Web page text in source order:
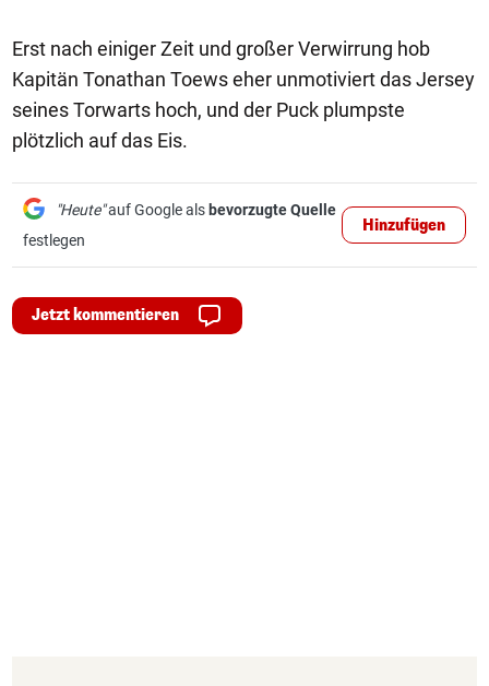
Erst nach einiger Zeit und großer Verwirrung hob
Kapitän Tonathan Toews eher unmotiviert das Jersey
seines Torwarts hoch, und der Puck plumpste
plötzlich auf das Eis.
"Heute"auf Google als bevorzugte Quelle
festlegen
Hinzufügen
Jetzt kommentieren